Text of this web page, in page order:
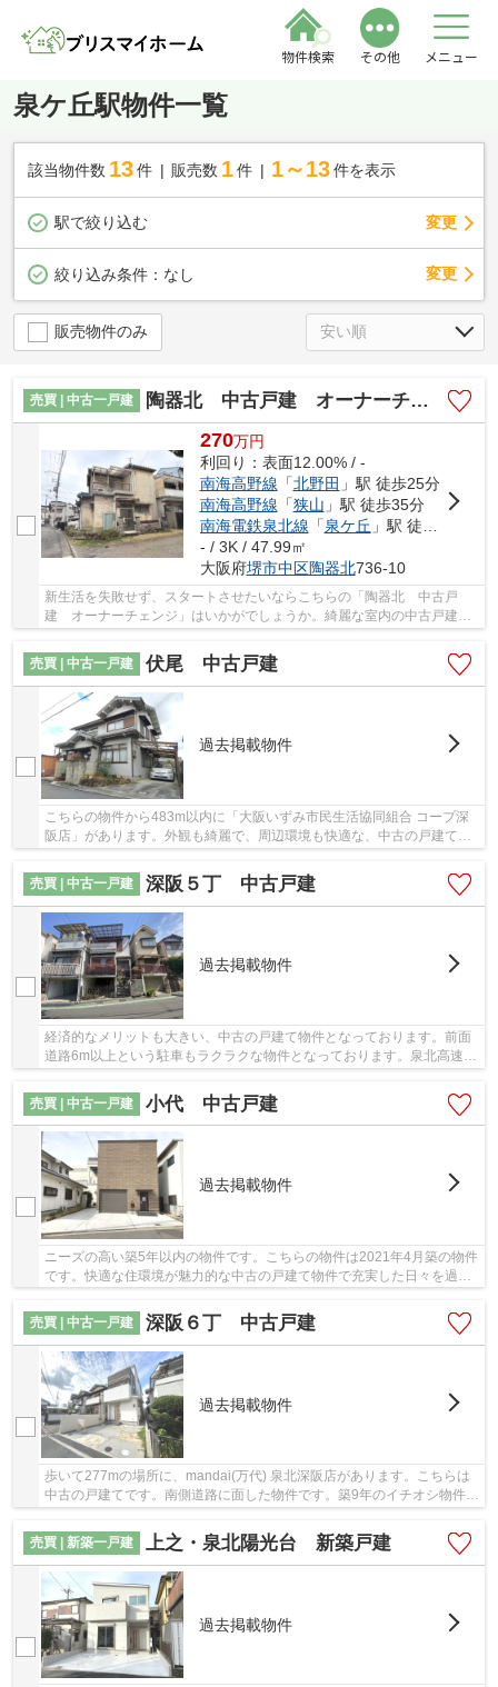
物件検索 その他 メニュー
泉ケ丘駅物件一覧
該当物件数 13件 販売数 1 件 1～13 件を表示
駅で絞り込む 変更
絞り込み条件： なし 変更
販売物件のみ
売買 | 中古一戸建 陶器北 中古戸建 オーナーチェンジ
270万円
利回り：表面12.00% / -
南海高野線 「北野田 」駅 徒歩25分
南海高野線 「狭山 」駅 徒歩35分
南海電鉄泉北線 「泉ケ丘 」駅 徒歩39分
- / 3K / 47.99㎡
大阪府堺市中区陶器北736-10
新生活を失敗せず、スタートさせたいならこちらの「陶器北 中古戸
建 オーナーチェンジ」はいかがでしょうか。綺麗な室内の中古戸建て
売買 | 中古一戸建
伏尾 中古戸建
過去掲載物件
こちらの物件から483m以内に「大阪いずみ市民生活協同組合 コープ深
阪店」があります。外観も綺麗で、周辺環境も快適な、中古の戸建て物
売買 | 中古一戸建
深阪５丁 中古戸建
過去掲載物件
経済的なメリットも大きい、中古の戸建て物件となっております。前面
道路6m以上という駐車もラクラクな物件となっております。泉北高速鉄
道泉ケ丘近くに気になる不動産があれば、ブリ...
売買 | 中古一戸建
小代 中古戸建
過去掲載物件
ニーズの高い築5年以内の物件です。こちらの物件は2021年4月築の物件
です。快適な住環境が魅力的な中古の戸建て物件で充実した日々を過ご
売買 | 中古一戸建
深阪６丁 中古戸建
過去掲載物件
歩いて277mの場所に、mandai(万代) 泉北深阪店があります。こちらは
中古の戸建てです。南側道路に面した物件です。築9年のイチオシ物件は
売買 | 新築一戸建
上之・泉北陽光台 新築戸建
過去掲載物件